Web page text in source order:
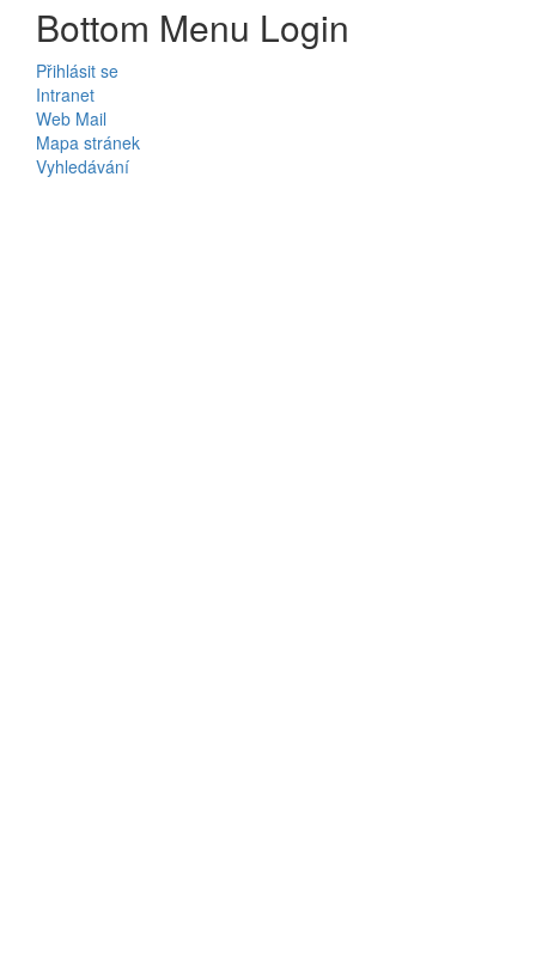
Bottom Menu Login
Přihlásit se
Intranet
Web Mail
Mapa stránek
Vyhledávání